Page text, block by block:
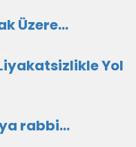
Üzere…
Yol
rabbi...